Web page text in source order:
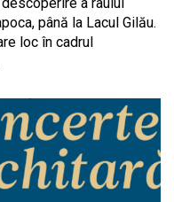
până la Lacul Gilău.
loc în cadrul